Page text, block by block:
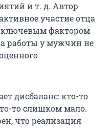
и т. д. Автор
участие отца
ключевым фактором
работы у мужчин не
дисбаланс: кто-то
то слишком мало.
что реализация